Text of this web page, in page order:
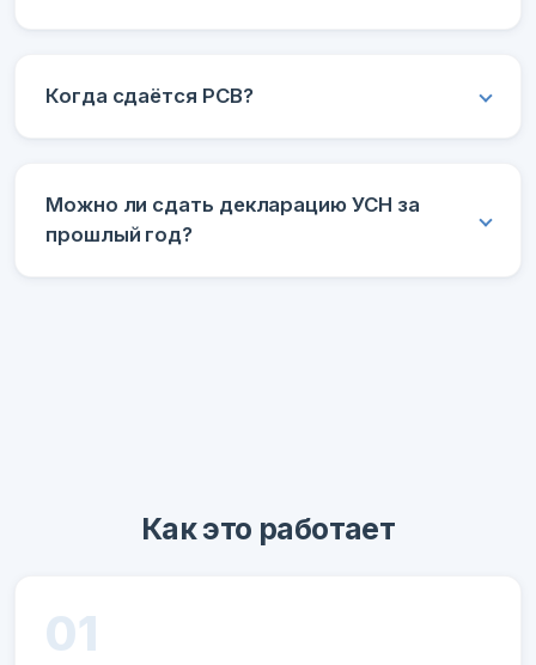
Когда сдаётся РСВ?
Можно ли сдать декларацию УСН за
прошлый год?
Как это работает
01